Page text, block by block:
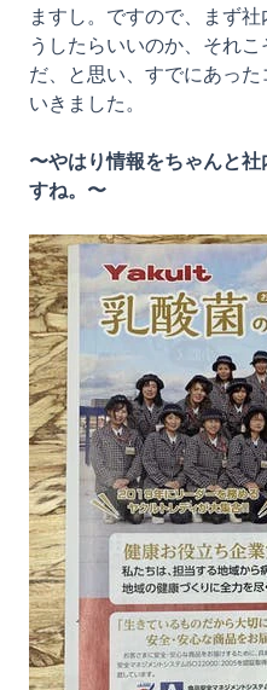
ますし。ですので、まず
うしたらいいのか、それ
だ、と思い、すでにあっ
いきました。
〜やはり情報をちゃんと
すね。〜